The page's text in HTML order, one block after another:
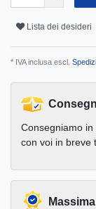
Lista dei desideri
* IVA inclusa escl.
Consegniamo
con voi in breve